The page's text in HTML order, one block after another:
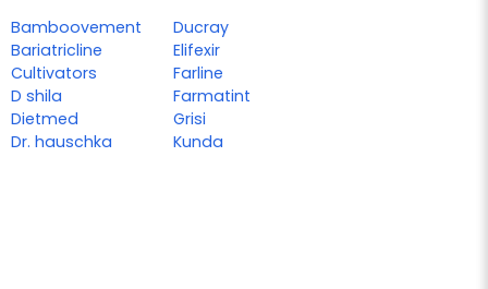
Bamboovement
Bariatricline
Cultivators
D shila
Dietmed
Dr. hauschka
Ducray
Elifexir
Farline
Farmatint
Grisi
Kunda